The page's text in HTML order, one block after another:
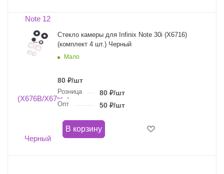
Стекло камеры для Infinix Note 30i (X6716)
(комплект 4 шт.) Черный
Мало
80 ₽/шт
Розница 80₽/шт
Опт 50₽/шт
В корзину